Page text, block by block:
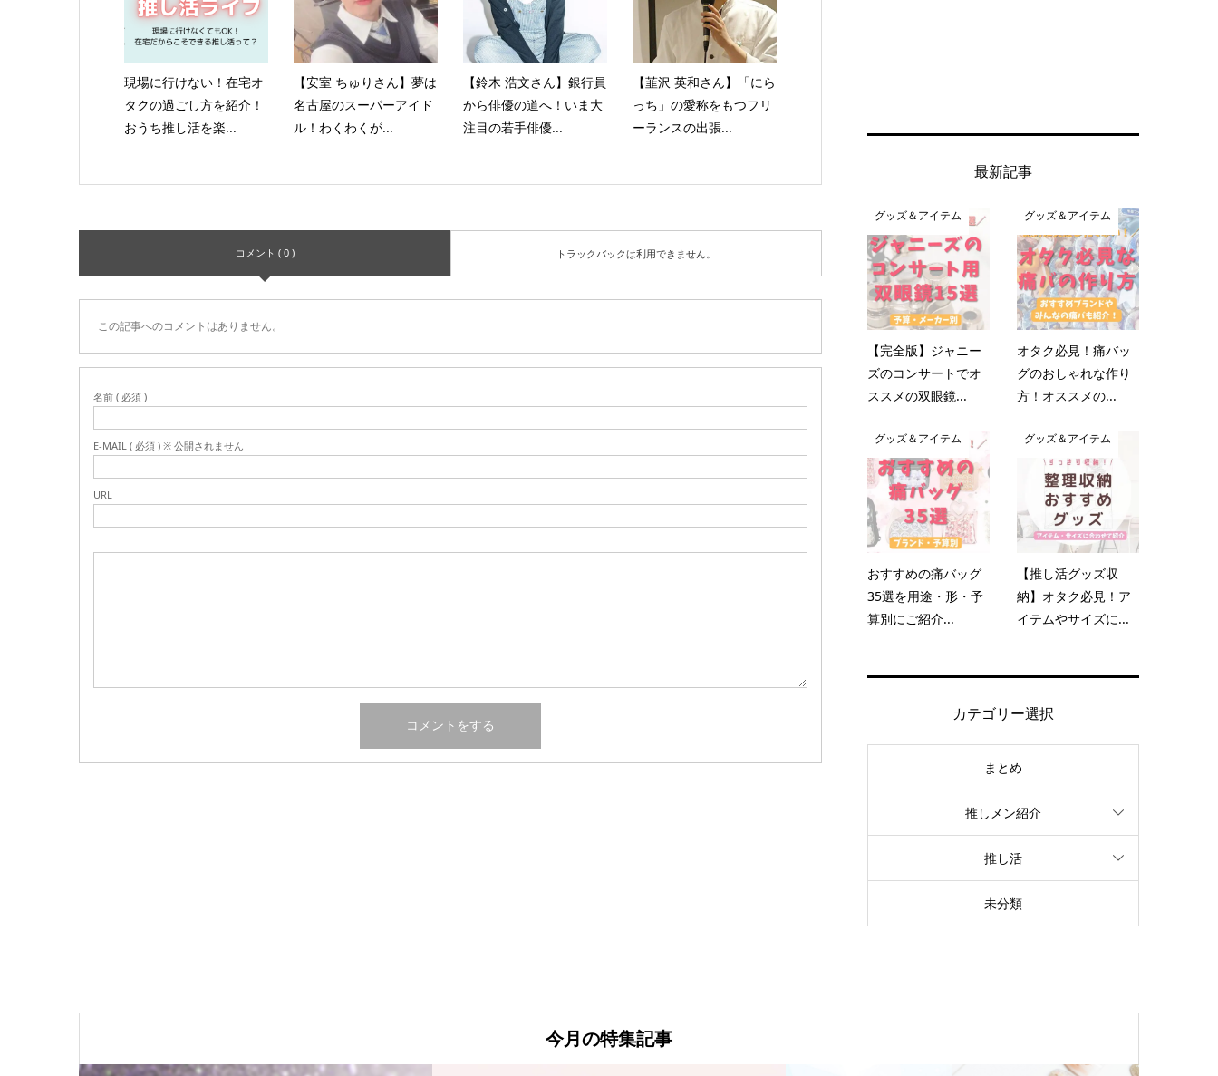
現場に行けない！在宅オ
タクの過ごし方を紹介！
おうち推し活を楽...
【安室 ちゅりさん】夢は
名古屋のスーパーアイド
ル！わくわくが...
【鈴木 浩文さん】銀行員
から俳優の道へ！いま大
注目の若手俳優...
【韮沢 英和さん】「にら
っち」の愛称をもつフリ
ーランスの出張...
コメント ( 0 ) トラックバックは利用できません。
この記事へのコメントはありません。
名前 ( 必須 )
E-MAIL ( 必須 ) ※ 公開されません
URL
最新記事
グッズ＆アイテム
【完全版】ジャニー
ズのコンサートでオ
ススメの双眼鏡...
グッズ＆アイテム
オタク必見！痛バッ
グのおしゃれな作り
方！オススメの...
グッズ＆アイテム
おすすめの痛バッグ
35選を用途・形・予
算別にご紹介...
グッズ＆アイテム
【推し活グッズ収
納】オタク必見！ア
イテムやサイズに...
カテゴリー選択
まとめ
推しメン紹介
推し活
未分類
今月の特集記事